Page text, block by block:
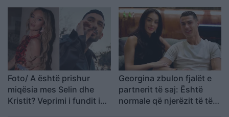
prej kohësh
qytetin minator
Foto/ A është prishur
miqësia mes Selin dhe
Kristit? Veprimi i fundit i
Georgina zbulon fjalët e
partnerit të saj: Është
normale që njerëzit të të